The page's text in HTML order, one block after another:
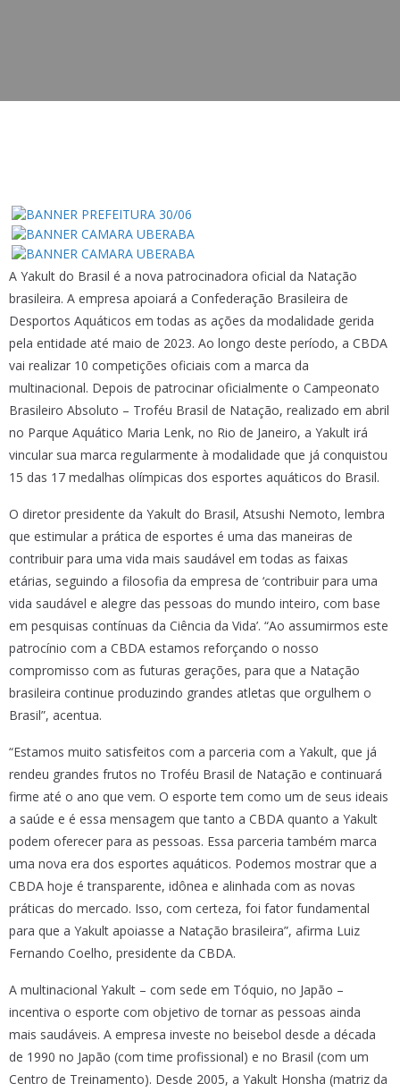
A Yakult do Brasil é a nova patrocinadora oficial da Natação
brasileira. A empresa apoiará a Confederação Brasileira de
Desportos Aquáticos em todas as ações da modalidade gerida
pela entidade até maio de 2023. Ao longo deste período, a CBDA
vai realizar 10 competições oficiais com a marca da
multinacional. Depois de patrocinar oficialmente o Campeonato
Brasileiro Absoluto – Troféu Brasil de Natação, realizado em abril
no Parque Aquático Maria Lenk, no Rio de Janeiro, a Yakult irá
vincular sua marca regularmente à modalidade que já conquistou
15 das 17 medalhas olímpicas dos esportes aquáticos do Brasil.
O diretor presidente da Yakult do Brasil, Atsushi Nemoto, lembra
que estimular a prática de esportes é uma das maneiras de
contribuir para uma vida mais saudável em todas as faixas
etárias, seguindo a filosofia da empresa de ‘contribuir para uma
vida saudável e alegre das pessoas do mundo inteiro, com base
em pesquisas contínuas da Ciência da Vida’. “Ao assumirmos este
patrocínio com a CBDA estamos reforçando o nosso
compromisso com as futuras gerações, para que a Natação
brasileira continue produzindo grandes atletas que orgulhem o
Brasil”, acentua.
“Estamos muito satisfeitos com a parceria com a Yakult, que já
rendeu grandes frutos no Troféu Brasil de Natação e continuará
firme até o ano que vem. O esporte tem como um de seus ideais
a saúde e é essa mensagem que tanto a CBDA quanto a Yakult
podem oferecer para as pessoas. Essa parceria também marca
uma nova era dos esportes aquáticos. Podemos mostrar que a
CBDA hoje é transparente, idônea e alinhada com as novas
práticas do mercado. Isso, com certeza, foi fator fundamental
para que a Yakult apoiasse a Natação brasileira”, afirma Luiz
Fernando Coelho, presidente da CBDA.
A multinacional Yakult – com sede em Tóquio, no Japão –
incentiva o esporte com objetivo de tornar as pessoas ainda
mais saudáveis. A empresa investe no beisebol desde a década
de 1990 no Japão (com time profissional) e no Brasil (com um
Centro de Treinamento). Desde 2005, a Yakult Honsha (matriz da